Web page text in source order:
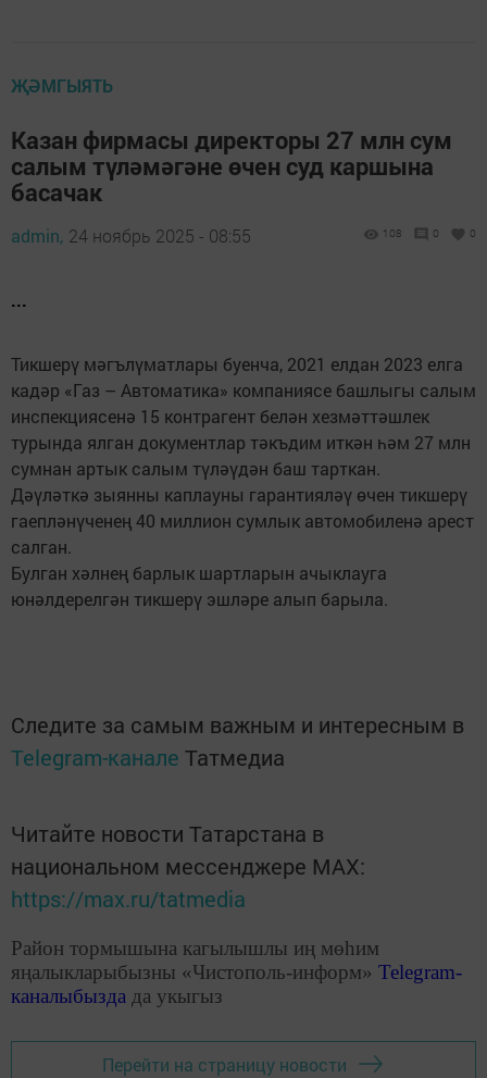
ҖӘМГЫЯТЬ
Казан фирмасы директоры 27 млн сум
салым түләмәгәне өчен суд каршына
басачак
admin, 24 ноябрь 2025 - 08:55 108 0 0
...
Тикшерү мәгълүматлары буенча, 2021 елдан 2023 елга
кадәр «Газ – Автоматика» компаниясе башлыгы салым
инспекциясенә 15 контрагент белән хезмәттәшлек
турында ялган документлар тәкъдим иткән һәм 27 млн
сумнан артык салым түләүдән баш тарткан.
Дәүләткә зыянны каплауны гарантияләү өчен тикшерү
гаепләнүченең 40 миллион сумлык автомобиленә арест
салган.
Булган хәлнең барлык шартларын ачыклауга
юнәлдерелгән тикшерү эшләре алып барыла.
Следите за самым важным и интересным в
Telegram-канале Татмедиа
Читайте новости Татарстана в
национальном мессенджере MАХ:
https://max.ru/tatmedia
Район тормышына кагылышлы иң мөһим
яңалыкларыбызны «Чистополь-информ» Telegram-
каналыбызда да укыгыз
Перейти на страницу новости